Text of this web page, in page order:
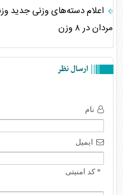
اعلام دسته‌های وزنی جدید
مردان در ۸ وزن
ارسال نظر
نام
ایمیل
* کد امنیتی